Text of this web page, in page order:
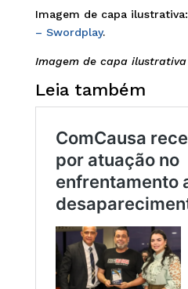
Imagem de capa ilustrativa:
– Swordplay.
Imagem de capa ilustrativa
Leia também